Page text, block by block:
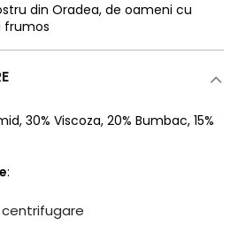
din Oradea, de oameni cu
frumos
, 30% Viscoza, 20% Bumbac, 15%
:
centrifugare